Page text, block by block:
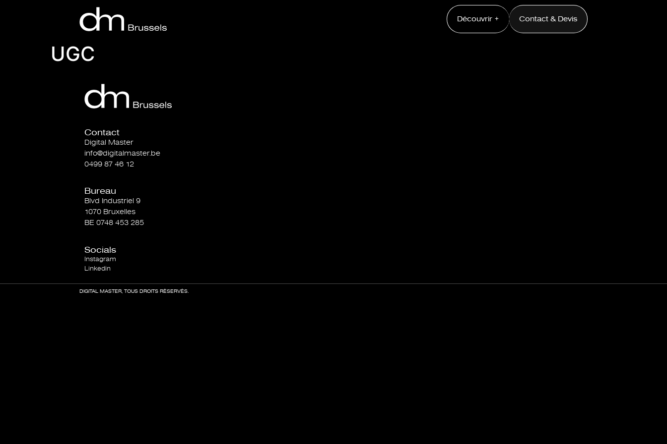
Découvrir + Contact & Devis
UGC
Contact
Digital Master
info@digitalmaster.be
0499 87 46 12
Bureau
Blvd Industriel 9
1070 Bruxelles
BE 0748 453 285
Socials
Instagram
Linkedin
DIGITAL MASTER, TOUS DROITS RÉSERVÉS.